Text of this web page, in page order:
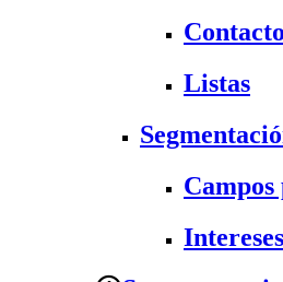
Listas
Campos
Intereses